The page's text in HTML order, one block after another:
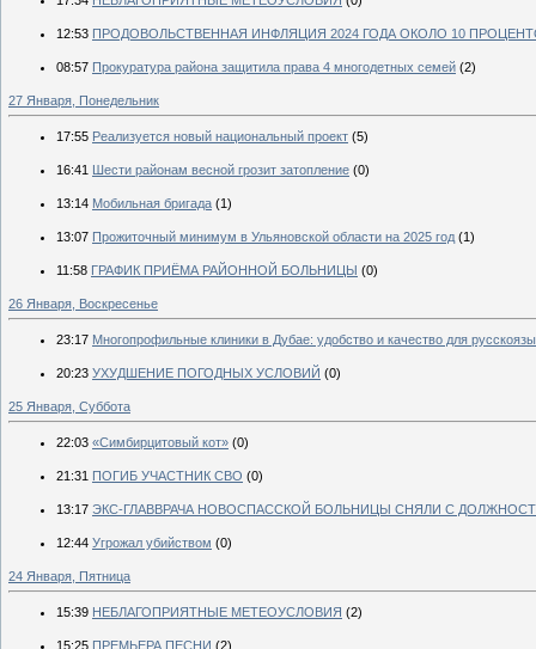
12:53 ПРОДОВОЛЬСТВЕННАЯ ИНФЛЯЦИЯ 2024 ГОДА ОКОЛО 10
08:57 Прокуратура района защитила права 4 многодетных семей (2)
27 Января, Понедельник
17:55 Реализуется новый национальный проект (5)
16:41 Шести районам весной грозит затопление (0)
13:14 Мобильная бригада (1)
13:07 Прожиточный минимум в Ульяновской области на 2025 год (1)
11:58 ГРАФИК ПРИЁМА РАЙОННОЙ БОЛЬНИЦЫ (0)
26 Января, Воскресенье
23:17 Многопрофильные клиники в Дубае: удобство и качество для
20:23 УХУДШЕНИЕ ПОГОДНЫХ УСЛОВИЙ (0)
25 Января, Суббота
22:03 «Симбирцитовый кот» (0)
21:31 ПОГИБ УЧАСТНИК СВО (0)
13:17 ЭКС-ГЛАВВРАЧА НОВОСПАССКОЙ БОЛЬНИЦЫ СНЯЛИ С
12:44 Угрожал убийством (0)
24 Января, Пятница
15:39 НЕБЛАГОПРИЯТНЫЕ МЕТЕОУСЛОВИЯ (2)
15:25 ПРЕМЬЕРА ПЕСНИ (2)